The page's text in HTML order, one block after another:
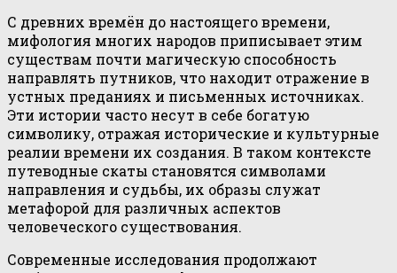
С древних времён до настоящего времени,
мифология многих народов приписывает этим
существам почти магическую способность
направлять путников, что находит отражение в
устных преданиях и письменных источниках.
Эти истории часто несут в себе богатую
символику, отражая исторические и культурные
реалии времени их создания. В таком контексте
путеводные скаты становятся символами
направления и судьбы, их образы служат
метафорой для различных аспектов
человеческого существования.
Современные исследования продолжают